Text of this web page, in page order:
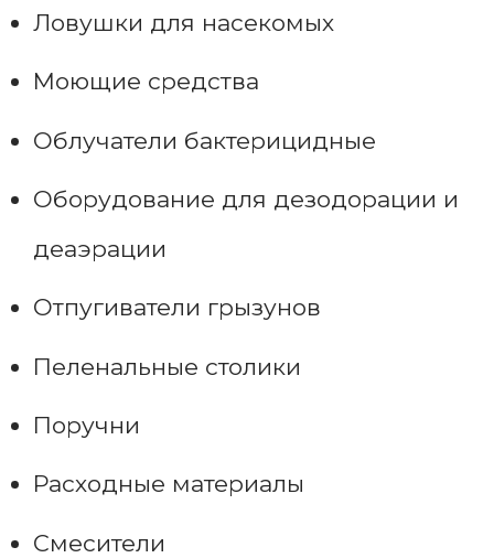
Ловушки для насекомых
Моющие средства
Облучатели бактерицидные
Оборудование для дезодорации и
деаэрации
Отпугиватели грызунов
Пеленальные столики
Поручни
Расходные материалы
Смесители